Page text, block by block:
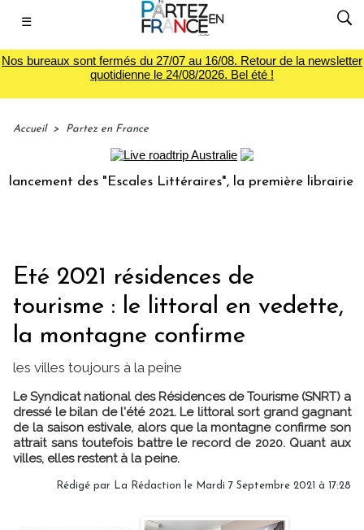
☰
Nos bureaux sont fermés du 27/07 au 16/08. Retour de la newsletter
quotidienne le 24/08/2026. Bel été !
Accueil > Partez en France
des "Escales Littéraires", la première librairie du
Eté 2021 résidences de
tourisme : le littoral en vedette,
la montagne confirme
les villes toujours à la peine
Le Syndicat national des Résidences de Tourisme (SNRT) a
dressé le bilan de l'été 2021. Le littoral sort grand gagnant
de la saison estivale, alors que la montagne confirme son
attrait sans toutefois battre le record de 2020. Quant aux
villes, elles restent à la peine.
Rédigé par La Rédaction le Mardi 7 Septembre 2021 à 17:28